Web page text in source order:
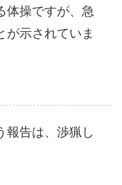
体操ですが、急
が示されていま
報告は、渉猟し